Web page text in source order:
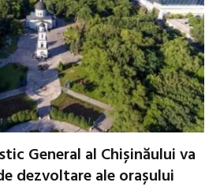
General al Chișinăului va
dezvoltare ale orașului